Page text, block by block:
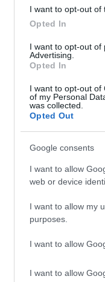
I want to opt-out of
Opted In
I want to opt-out of
Advertising.
Opted In
I want to opt-out of
of my Personal
was collected.
Opted Out
Google consents
I want to allow
web or device
I want to allow my
purposes.
I want to allow
I want to allow